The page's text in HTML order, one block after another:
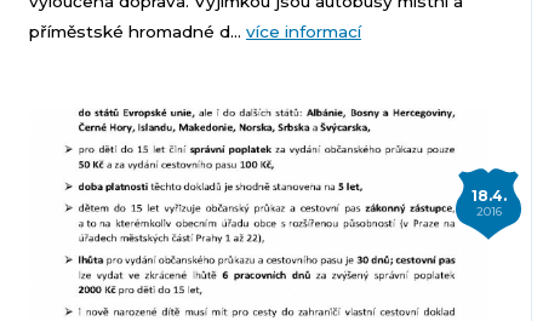
příměstské hromadné d... více informací
18.4.
2016